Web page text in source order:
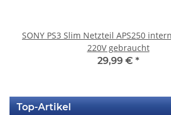
SONY PS3 Slim Netzteil APS250
220V gebraucht
29,99 € *
Top-Artikel